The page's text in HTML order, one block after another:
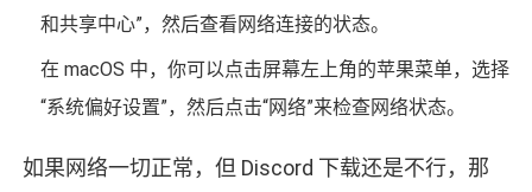
和共享中心”，然后查看网络连接的状态。
在 macOS 中，你可以点击屏幕左上角的苹果菜单，选择
“系统偏好设置”，然后点击“网络”来检查网络状态。
如果网络一切正常，但 Discord 下载还是不行，那